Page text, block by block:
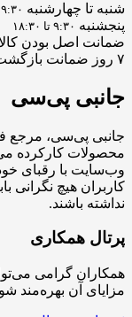
شنبه تا چهارشنبه ۹:۳۰ تا ۱۹:۳۰
پنجشنبه ۹:۳۰ تا ۱۸:۳۰
ضمانت اصل بودن
۷ روز ضمانت بازگشت
جانبی پی‌سی
محصولات کارکرده
وب‌سایت با رقبای
کاربران هیچ نگرانی
نداشته باشند.
پرتال همکاری
همکاران گرامی
مزایای آن بهره‌مند